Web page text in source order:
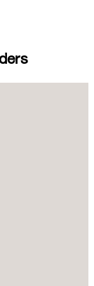
das
sowie das